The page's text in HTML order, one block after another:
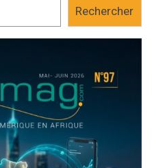
Rechercher